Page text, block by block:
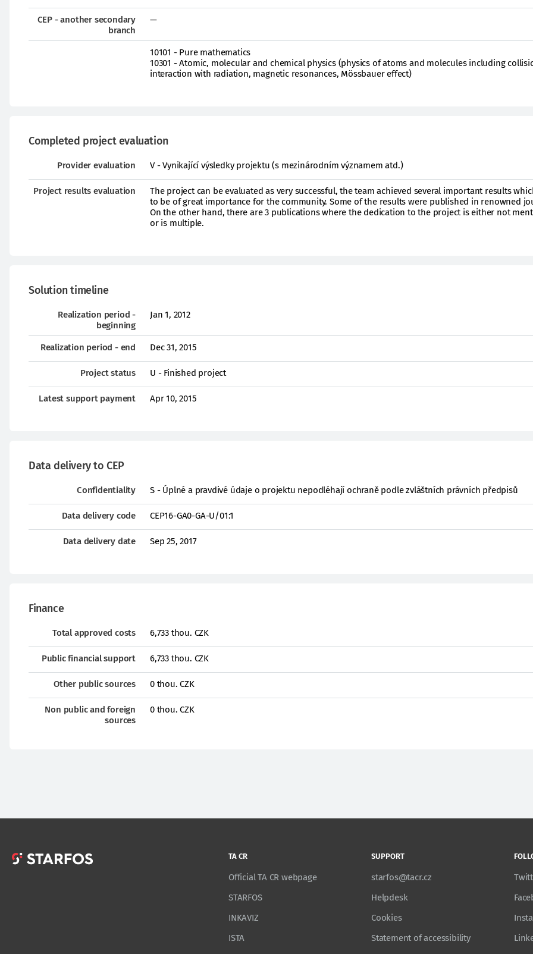
CEP - another secondary
branch
—
10101 - Pure mathematics
10301 - Atomic, molecular and chemical physics (physics of atoms and molecules including
interaction with radiation, magnetic resonances, Mössbauer effect)
Completed project evaluation
Provider evaluation V - Vynikající výsledky projektu (s mezinárodním významem atd.)
Project results evaluation
The project can be evaluated as very successful, the team achieved several important results
to be of great importance for the community. Some of the results were published in renowned
On the other hand, there are 3 publications where the dedication to the project is either not
or is multiple.
Solution timeline
Realization period -
beginning
Jan 1, 2012
Realization period - end Dec 31, 2015
Project status U - Finished project
Latest support payment Apr 10, 2015
Data delivery to CEP
Confidentiality S - Úplné a pravdivé údaje o projektu nepodléhají ochraně podle zvláštních právních předpisů
Data delivery code CEP16-GA0-GA-U/01:1
Data delivery date Sep 25, 2017
Finance
Total approved costs 6,733 thou. CZK
Public financial support 6,733 thou. CZK
Other public sources 0 thou. CZK
Non public and foreign
sources
0 thou. CZK
TA CR
Official TA CR webpage
STARFOS
INKAVIZ
ISTA
SUPPORT
starfos@tacr.cz
Helpdesk
Cookies
Statement of accessibility